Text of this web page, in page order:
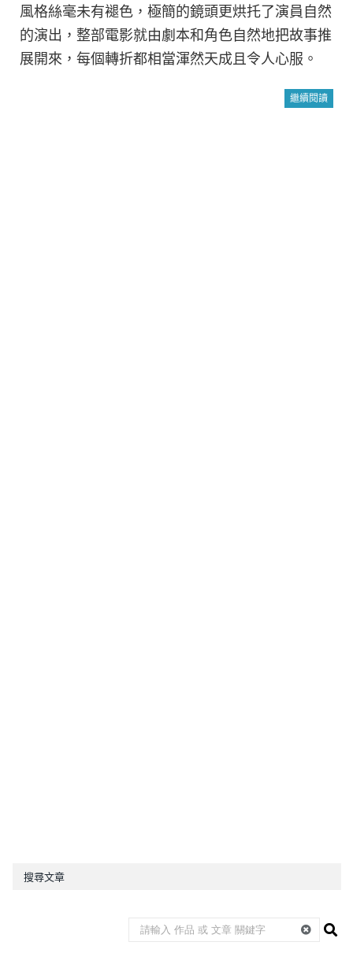
風格絲毫未有褪色，極簡的鏡頭更烘托了演員自然
的演出，整部電影就由劇本和角色自然地把故事推
展開來，每個轉折都相當渾然天成且令人心服。
繼續閱讀
搜尋文章